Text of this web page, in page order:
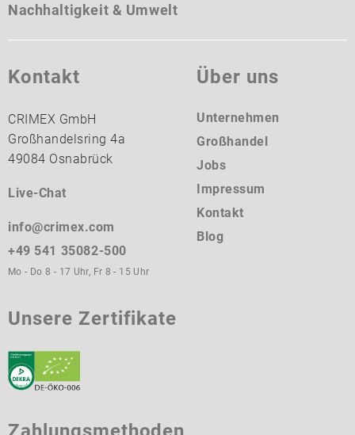
Nachhaltigkeit & Umwelt
Kontakt
CRIMEX GmbH
Großhandelsring 4a
49084 Osnabrück
Live-Chat
info@crimex.com
+49 541 35082-500
Mo - Do 8 - 17 Uhr, Fr 8 - 15 Uhr
Über uns
Unternehmen
Großhandel
Jobs
Impressum
Kontakt
Blog
Unsere Zertifikate